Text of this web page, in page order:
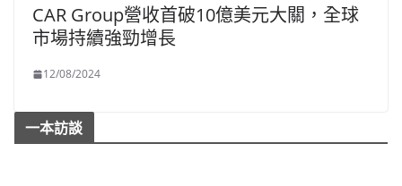
CAR Group營收首破10億美元大關，全球
市場持續強勁增長
12/08/2024
一本訪談